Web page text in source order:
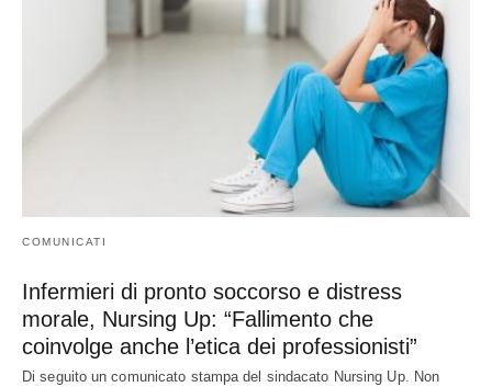
COMUNICATI
Infermieri di pronto soccorso e distress
morale, Nursing Up: “Fallimento che
coinvolge anche l’etica dei professionisti”
Di seguito un comunicato stampa del sindacato Nursing Up. Non